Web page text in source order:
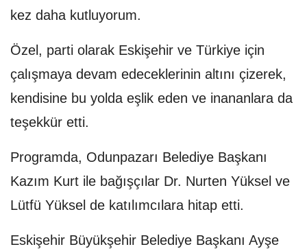
kez daha kutluyorum.
Özel, parti olarak Eskişehir ve Türkiye için
çalışmaya devam edeceklerinin altını çizerek,
kendisine bu yolda eşlik eden ve inananlara da
teşekkür etti.
Programda, Odunpazarı Belediye Başkanı
Kazım Kurt ile bağışçılar Dr. Nurten Yüksel ve
Lütfü Yüksel de katılımcılara hitap etti.
Eskişehir Büyükşehir Belediye Başkanı Ayşe